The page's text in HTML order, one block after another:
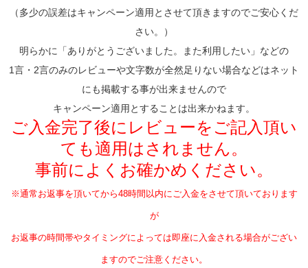
（多少の誤差はキャンペーン適用とさせて頂きますのでご安心くだ
さい。）
明らかに「ありがとうございました。また利用したい」などの
1言・2言のみのレビューや文字数が全然足りない場合などはネット
にも掲載する事が出来ませんので
キャンペーン適用とすることは出来かねます。
ご入金完了後にレビューをご記入頂い
ても適用はされません。
事前によくお確かめください。
※通常お返事を頂いてから48時間以内にご入金をさせて頂いております
が
お返事の時間帯やタイミングによっては即座に入金される場合がござい
ますのでご注意ください。